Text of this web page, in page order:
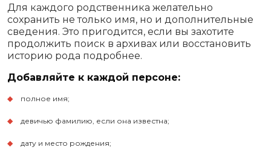
Для каждого родственника желательно
сохранить не только имя, но и дополнительные
сведения. Это пригодится, если вы захотите
продолжить поиск в архивах или восстановить
историю рода подробнее.
Добавляйте к каждой персоне:
полное имя;
девичью фамилию, если она известна;
дату и место рождения;